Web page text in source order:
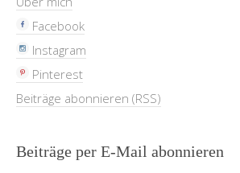
Facebook
Instagram
Pinterest
Beiträge abonnieren (RSS)
Beiträge per E-Mail abonnieren